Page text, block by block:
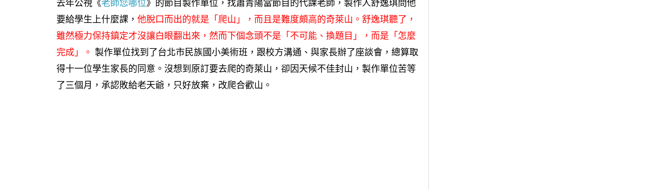
去年公視《老師您哪位》的節目製作單位，找蕭青陽當節目的代課老師，製作人舒逸琪問他
要給學生上什麼課， 他脫口而出的就是「爬山」，而且是難度頗高的奇萊山 。舒逸琪聽了，
雖然極力保持鎮定才沒讓白眼翻出來，然而下個念頭不是「不可能、換題目」，而是「怎麼
完成」。 製作單位找到了台北市民族國小美術班，跟校方溝通、與家長辦了座談會，總算取
得十一位學生家長的同意。沒想到原訂要去爬的奇萊山，卻因天候不佳封山，製作單位苦等
了三個月，承認敗給老天爺，只好放棄，改爬合歡山。